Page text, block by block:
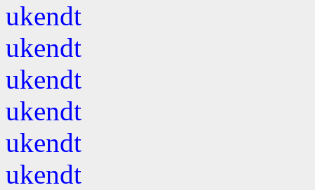
ukendt
ukendt
ukendt
ukendt
ukendt
ukendt